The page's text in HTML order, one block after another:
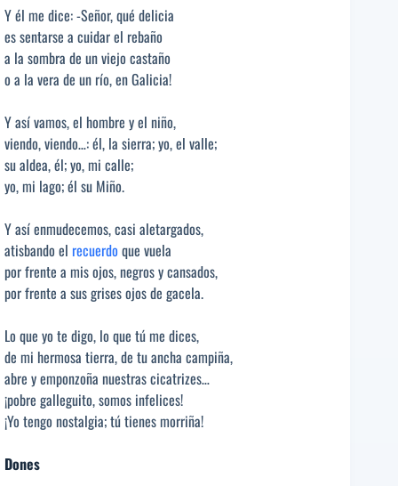
Y él me dice: -Señor, qué delicia
es sentarse a cuidar el rebaño
a la sombra de un viejo castaño
o a la vera de un río, en Galicia!
Y así vamos, el hombre y el niño,
viendo, viendo…: él, la sierra; yo, el valle;
su aldea, él; yo, mi calle;
yo, mi lago; él su Miño.
Y así enmudecemos, casi aletargados,
atisbando el recuerdo que vuela
por frente a mis ojos, negros y cansados,
por frente a sus grises ojos de gacela.
Lo que yo te digo, lo que tú me dices,
de mi hermosa tierra, de tu ancha campiña,
abre y emponzoña nuestras cicatrizes…
¡pobre galleguito, somos infelices!
¡Yo tengo nostalgia; tú tienes morriña!
Dones